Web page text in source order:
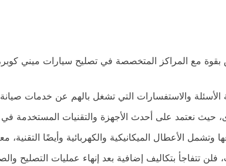
بقوة مع المراكز المتخصصة في تصليح سيارات ميني
الأسئلة والاستفسارات التي تشغل بالهم عن خدمات
حيث نعتمد على أحدث الأجهزة والتقنيات المستخدمة
الأعطال الميكانيكية والكهربائية وأيضًا
تتفاجأ بتكاليف إضافية بعد إنهاء عمليات التصليح